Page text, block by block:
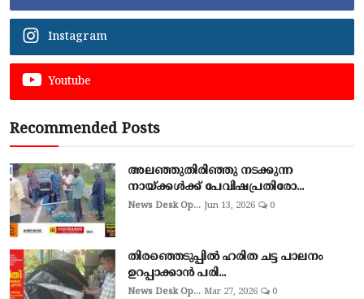
Instagram
Youtube
Recommended Posts
അലഞ്ഞുതിരിഞ്ഞു നടക്കുന്ന
നായ്ക്കൾക്ക് പേവിഷപ്രതിരോ...
News Desk Op... Jun 13, 2026 0
തിരഞ്ഞെടുപ്പില്‍ ഹരിത ചട്ട പാലനം
ഉറപ്പാക്കാന്‍ പരി...
News Desk Op... Mar 27, 2026 0